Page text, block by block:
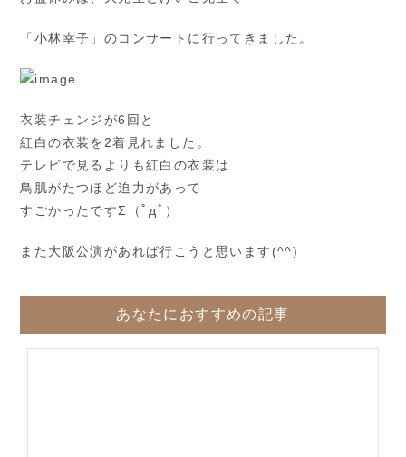
「小林幸子」のコンサートに行ってきました。
衣装チェンジが6回と
紅白の衣装を2着見れました。
テレビで見るよりも紅白の衣装は
鳥肌がたつほど迫力があって
すごかったですΣ（ﾟдﾟ）
また大阪公演があれば行こうと思います(^^)
あなたにおすすめの記事